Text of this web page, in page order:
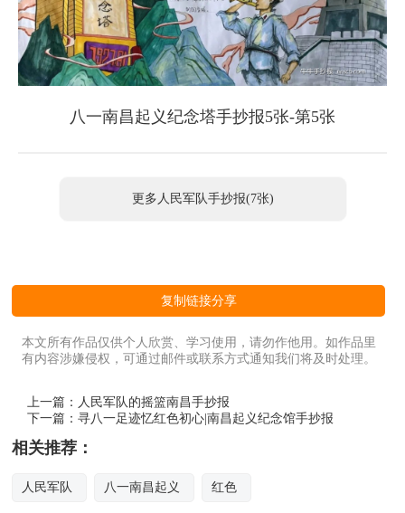
八一南昌起义纪念塔手抄报5张-第5张
更多人民军队手抄报(7张)
复制链接分享
本文所有作品仅供个人欣赏、学习使用，请勿作他用。如作品里
有内容涉嫌侵权，可通过邮件或联系方式通知我们将及时处理。
上一篇： 人民军队的摇篮南昌手抄报
下一篇：寻八一足迹忆红色初心|南昌起义纪念馆手抄报
相关推荐：
人民军队 八一南昌起义 红色